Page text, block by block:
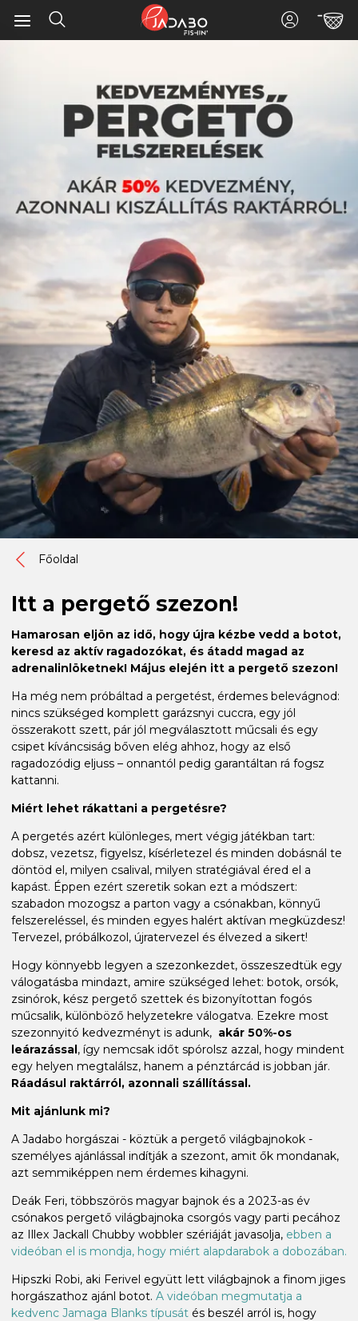
Főoldal
Itt a pergető szezon!
Hamarosan eljön az idő, hogy újra kézbe vedd a botot,
keresd az aktív ragadozókat, és átadd magad az
adrenalinlöketnek! Május elején itt a pergető szezon!
Ha még nem próbáltad a pergetést, érdemes belevágnod:
nincs szükséged komplett garázsnyi cuccra, egy jól
összerakott szett, pár jól megválasztott műcsali és egy
csipet kíváncsiság bőven elég ahhoz, hogy az első
ragadozódig eljuss – onnantól pedig garantáltan rá fogsz
kattanni.
Miért lehet rákattani a pergetésre?
A pergetés azért különleges, mert végig játékban tart:
dobsz, vezetsz, figyelsz, kísérletezel és minden dobásnál te
döntöd el, milyen csalival, milyen stratégiával éred el a
kapást. Éppen ezért szeretik sokan ezt a módszert:
szabadon mozogsz a parton vagy a csónakban, könnyű
felszereléssel, és minden egyes halért aktívan megküzdesz!
Tervezel, próbálkozol, újratervezel és élvezed a sikert!
Hogy könnyebb legyen a szezonkezdet, összeszedtük egy
válogatásba mindazt, amire szükséged lehet: botok, orsók,
zsinórok, kész pergető szettek és bizonyítottan fogós
műcsalik, különböző helyzetekre válogatva. Ezekre most
szezonnyitó kedvezményt is adunk, akár 50%-os
leárazással, így nemcsak időt spórolsz azzal, hogy mindent
egy helyen megtalálsz, hanem a pénztárcád is jobban jár.
Ráadásul raktárról, azonnali szállítással.
Mit ajánlunk mi?
A Jadabo horgászai - köztük a pergető világbajnokok -
személyes ajánlással indítják a szezont, amit ők mondanak,
azt semmiképpen nem érdemes kihagyni.
Deák Feri, többszörös magyar bajnok és a 2023-as év
csónakos pergető világbajnoka csorgós vagy parti pecához
az Illex Jackall Chubby wobbler szériáját javasolja, ebben a
videóban el is mondja, hogy miért alapdarabok a dobozában.
Hipszki Robi, aki Ferivel együtt lett világbajnok a finom jiges
horgászathoz ajánl botot. A videóban megmutatja a
kedvenc Jamaga Blanks típusát és beszél arról is, hogy